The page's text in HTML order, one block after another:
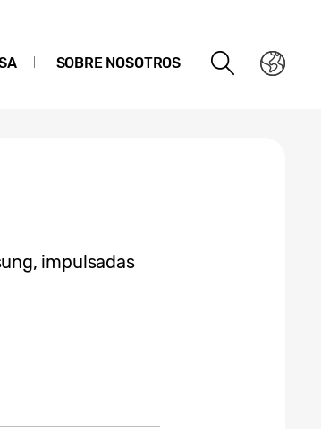
SOBRE NOSOTROS
impulsadas